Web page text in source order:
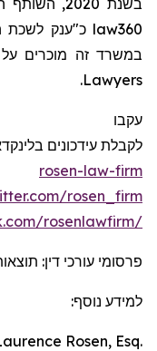
בשנת 2020, השותף המייסד לורנס רוזן הוכרז על ידי חברת
law360 כ"ענק לשכת
במשרד זה מוכרים על
Lawyers
.
לקבלת עידכונים
rosen-law-firm
rosen_firm
rosenlawfirm/
פרסומי עורכי דין:
למידע נוסף:
Rosen, Esq.